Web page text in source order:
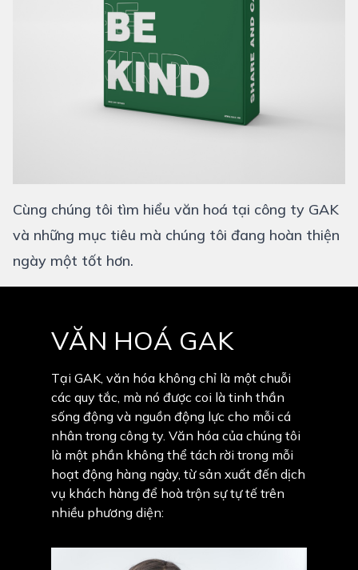
Cùng chúng tôi tìm hiểu văn hoá tại công ty GAK
và những mục tiêu mà chúng tôi đang hoàn thiện
ngày một tốt hơn.
VĂN HOÁ GAK
Tại GAK, văn hóa không chỉ là một chuỗi
các quy tắc, mà nó được coi là tinh thần
sống động và nguồn động lực cho mỗi cá
nhân trong công ty. Văn hóa của chúng tôi
là một phần không thể tách rời trong mỗi
hoạt động hàng ngày, từ sản xuất đến dịch
vụ khách hàng để hoà trộn sự tự tế trên
nhiều phương diện: